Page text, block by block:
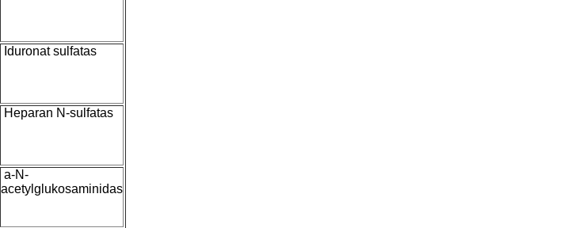
Iduronat sulfatas
Heparan N-sulfatas
a-N-
acetylglukosaminidas